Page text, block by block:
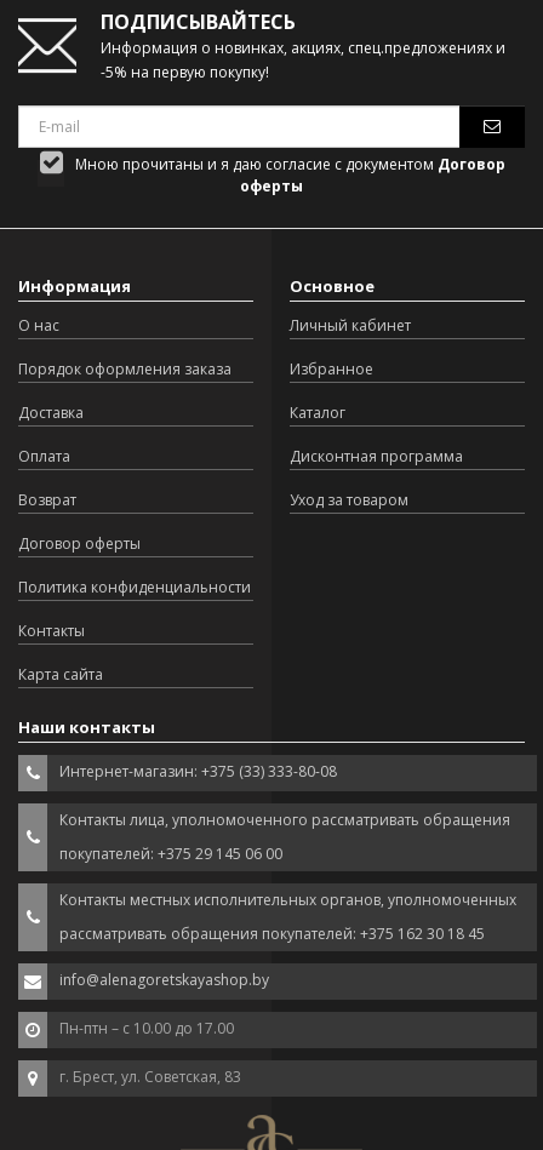
ПОДПИСЫВАЙТЕСЬ
Информация о новинках, акциях, спец.предложениях и
-5% на первую покупку!
Мною прочитаны и я даю согласие с документом Договор
оферты
Информация
О нас
Порядок оформления заказа
Доставка
Оплата
Возврат
Договор оферты
Политика конфиденциальности
Контакты
Карта сайта
Основное
Личный кабинет
Избранное
Каталог
Дисконтная программа
Уход за товаром
Наши контакты
Интернет-магазин: +375 (33) 333-80-08
Контакты лица, уполномоченного рассматривать обращения
покупателей: +375 29 145 06 00
Контакты местных исполнительных органов, уполномоченных
рассматривать обращения покупателей: +375 162 30 18 45
info@alenagoretskayashop.by
Пн-птн – с 10.00 до 17.00
г. Брест, ул. Советская, 83